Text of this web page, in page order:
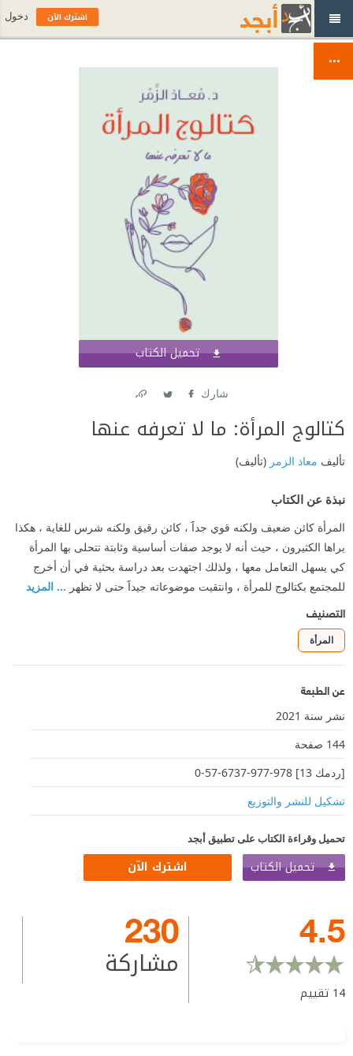
تحميل الكتاب
شارك
كتالوج المرأة: ما لا تعرفه عنها
تأليف معاذ الزمر (تأليف)
نبذة عن الكتاب
المرأة كائن ضعيف ولكنه قوي جداََ ، كائن رقيق ولكنه شرس للغاية ، هكذا
يراها الكثيرون ، حيث أنه لا يوجد صفات أساسية وثابتة تتحلى بها المرأة
كي يسهل التعامل معها ، ولذلك اجتهدت بعد دراسة بحثية في أن أخرج
للمجتمع بكتالوج للمرأة ، وانتقيت موضوعاته جيداََ حتى لا تظهر ... المزيد
التصنيف
المرأة
عن الطبعة
نشر سنة 2021
144 صفحة
[ردمك 13] 978-977-6737-57-0
تشكيل للنشر والتوزيع
تحميل وقراءة الكتاب على تطبيق أبجد
تحميل الكتاب اشترك الآن
4.5
14 تقييم
230
مشاركة
اشترك الآن دخول